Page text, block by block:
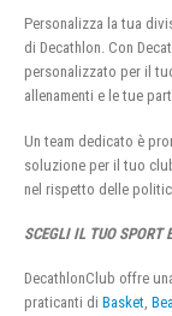
Personalizza la tua
di Decathlon. Con
personalizzato per il
allenamenti e le tue
Un team dedicato è
soluzione per il tuo
nel rispetto delle
SCEGLI IL TUO
DecathlonClub offre
praticanti di Basket,